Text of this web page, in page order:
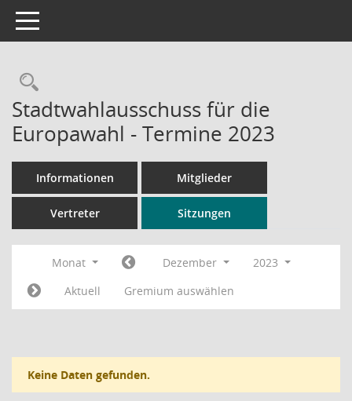
Toggle navigation
Rechercheauswahl
Stadtwahlausschuss für die
Europawahl - Termine 2023
Informationen Mitglieder
Vertreter Sitzungen
Monat Dezember
2023
Aktuell
Gremium auswählen
Keine Daten gefunden.